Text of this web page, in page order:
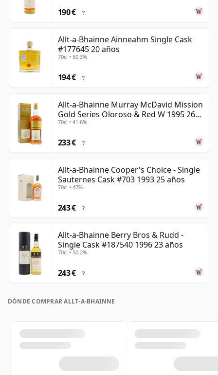
190 € ?
Allt-a-Bhainne Ainneahm Single Cask
#177645 20 años
70cl • 50.3%
194 € ?
Allt-a-Bhainne Murray McDavid Mission
Gold Series Oloroso & Red W 1995 26
años
70cl • 41.6%
233 € ?
Allt-a-Bhainne Cooper's Choice - Single
Sauternes Cask #703 1993 25 años
70cl • 47%
243 € ?
Allt-a-Bhainne Berry Bros & Rudd -
Single Cask #187540 1996 23 años
70cl • 50.2%
243 € ?
DÓNDE COMPRAR ALLT-A-BHAINNE